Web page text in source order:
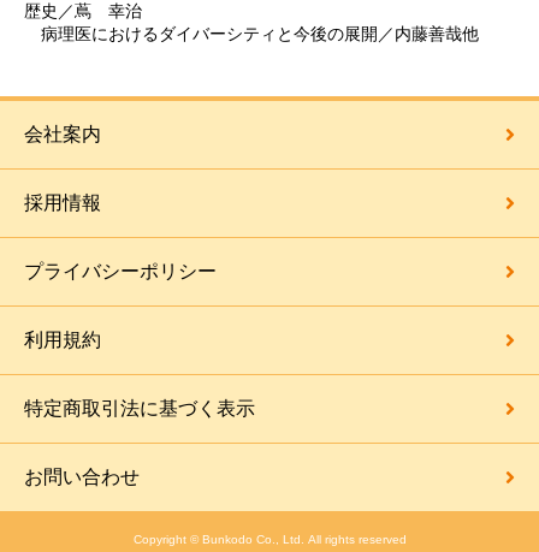
歴史／蔦 幸治
病理医におけるダイバーシティと今後の展開／内藤善哉他
会社案内
採用情報
プライバシーポリシー
利用規約
特定商取引法に基づく表示
お問い合わせ
Copyright © Bunkodo Co., Ltd. All rights reserved